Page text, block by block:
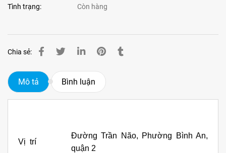
Tình trạng:
Còn hàng
Chia sẻ:
Mô tả Bình luận
Vị trí
Đường Trần Não, Phường Bình An,
quận 2